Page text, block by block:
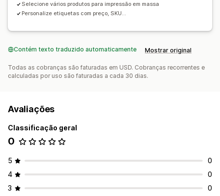
Selecione vários produtos para impressão em massa
Personalize etiquetas com preço, SKU...
Contém texto traduzido automaticamente Mostrar original
Todas as cobranças são faturadas em USD. Cobranças recorrentes e
calculadas por uso são faturadas a cada 30 dias.
Avaliações
Classificação geral
0
5
0
4
0
3
0